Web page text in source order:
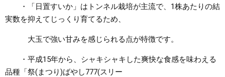
・「日置すいか」はトンネル栽培が主流で、1株あたりの結
実数を抑えてじっくり育てるため、
大玉で強い甘みを感じられる点が特徴です。
・平成15年から、シャキシャキした爽快な食感を味わえる
品種「祭(まつり)ばやし777(スリー